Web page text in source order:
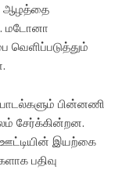
ஆழத்தை
மடோனா
வெளிப்படுத்தும்
பின்னணி
சேர்க்கின்றன.
ஊட்டியின் இயற்கை
பதிவு